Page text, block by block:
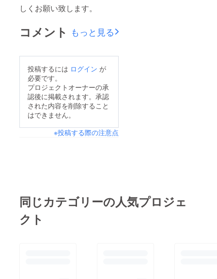
しくお願い致します。
コメント もっと見る
投稿するには ログイン が
必要です。
プロジェクトオーナーの承
認後に掲載されます。承認
された内容を削除すること
はできません。
※投稿する際の注意点
同じカテゴリーの人気プロジェ
クト